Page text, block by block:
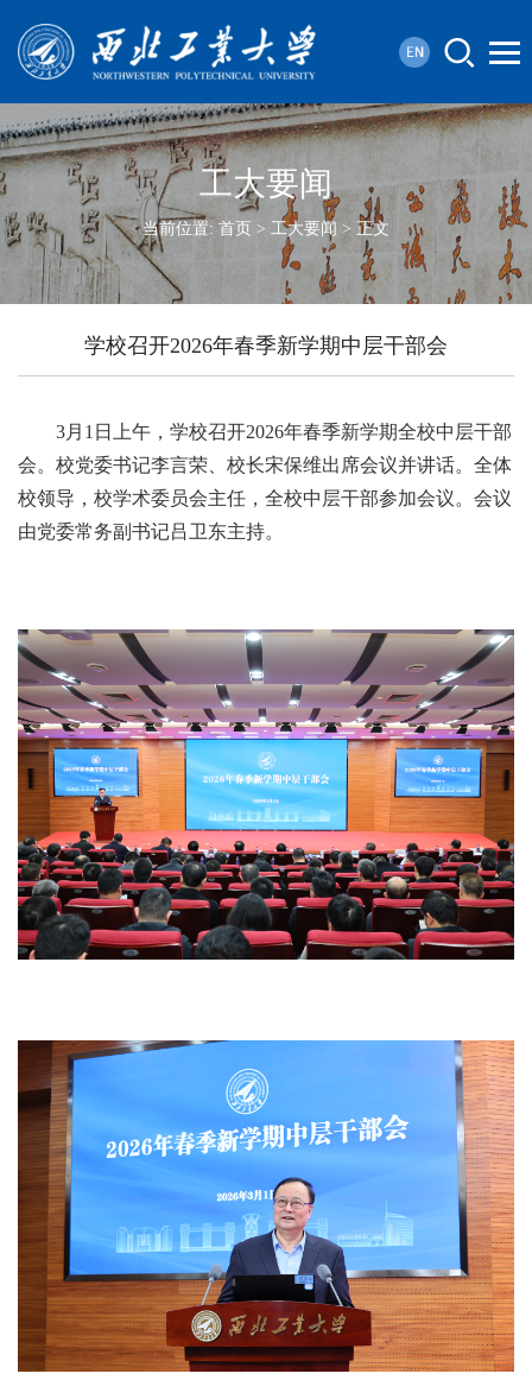
工大要闻
当前位置: 首页 > 工大要闻 > 正文
学校召开2026年春季新学期中层干部会
3月1日上午，学校召开2026年春季新学期全校中层干部
会。校党委书记李言荣、校长宋保维出席会议并讲话。全体
校领导，校学术委员会主任，全校中层干部参加会议。会议
由党委常务副书记吕卫东主持。